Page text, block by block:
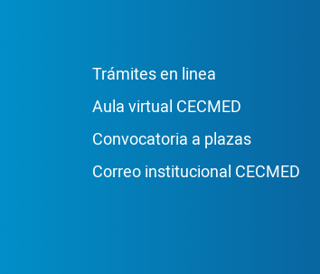
Enlace Footer1
Trámites en linea
Aula virtual CECMED
Convocatoria a plazas
Correo institucional CECMED